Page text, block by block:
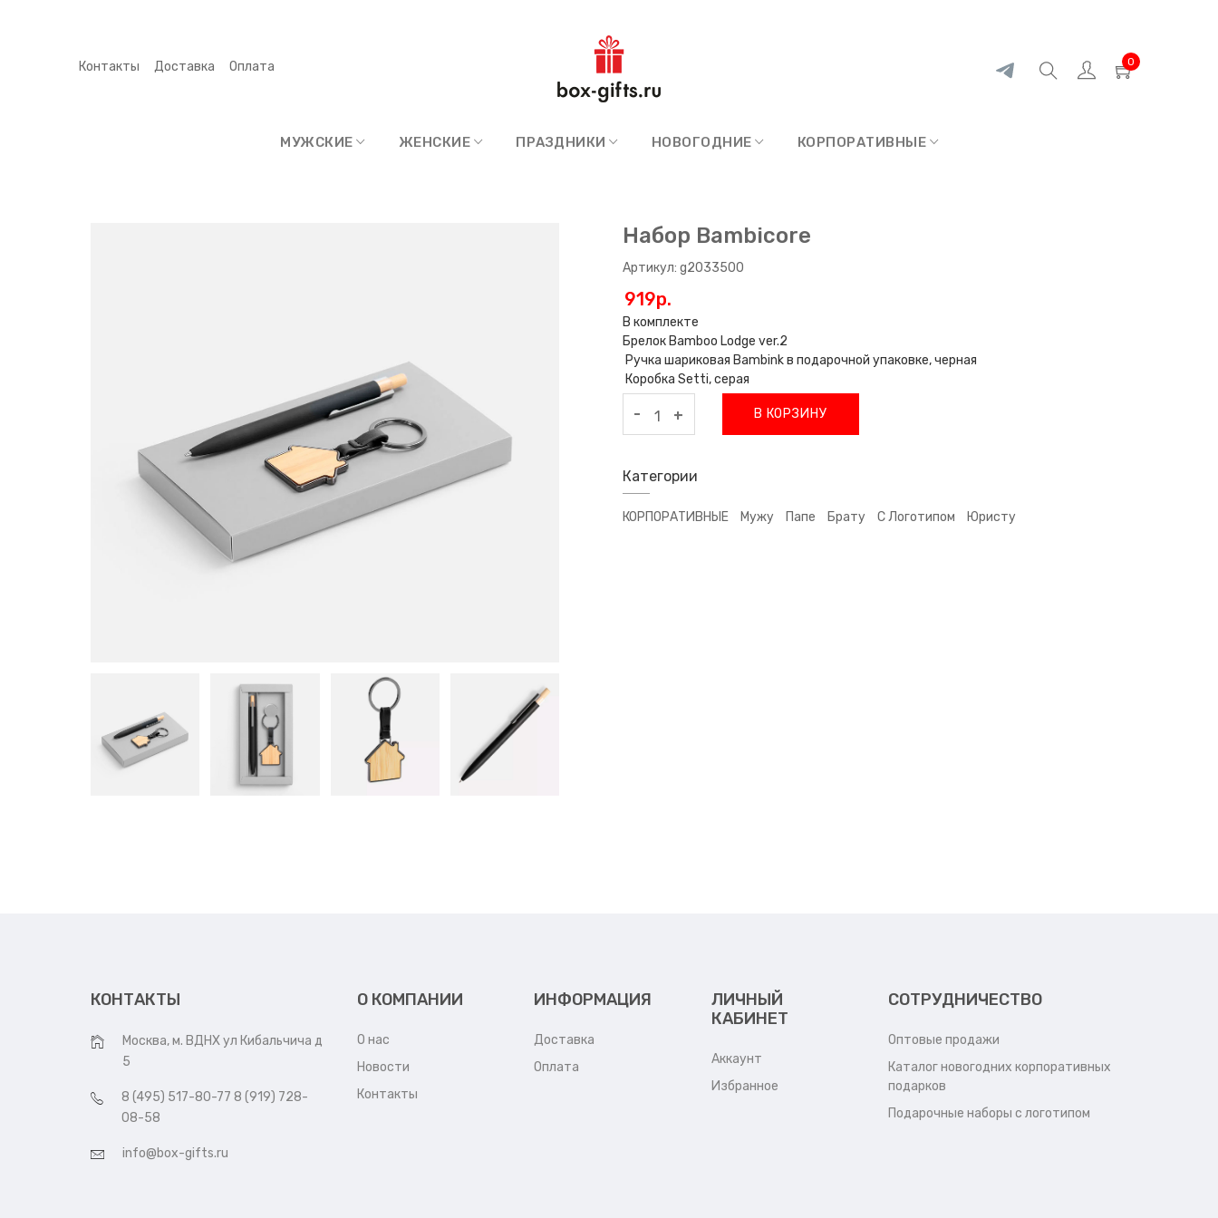
Контакты Доставка Оплата
МУЖСКИЕ ЖЕНСКИЕ ПРАЗДНИКИ НОВОГОДНИЕ КОРПОРАТИВНЫЕ
0
Набор Bambicore
Артикул: g2033500
919p.
В комплекте
Брелок Bamboo Lodge ver.2
Ручка шариковая Bambink в подарочной упаковке, черная
Коробка Setti, серая
- + В КОРЗИНУ
Категории
КОРПОРАТИВНЫЕ Мужу Папе Брату С Логотипом Юристу
КОНТАКТЫ
Москва, м. ВДНХ ул Кибальчича д
5
8 (495) 517-80-77 8 (919) 728-
08-58
info@box-gifts.ru
О КОМПАНИИ
О нас
Новости
Контакты
ИНФОРМАЦИЯ
Доставка
Оплата
ЛИЧНЫЙ
КАБИНЕТ
Аккаунт
Избранное
СОТРУДНИЧЕСТВО
Оптовые продажи
Каталог новогодних корпоративных
подарков
Подарочные наборы с логотипом